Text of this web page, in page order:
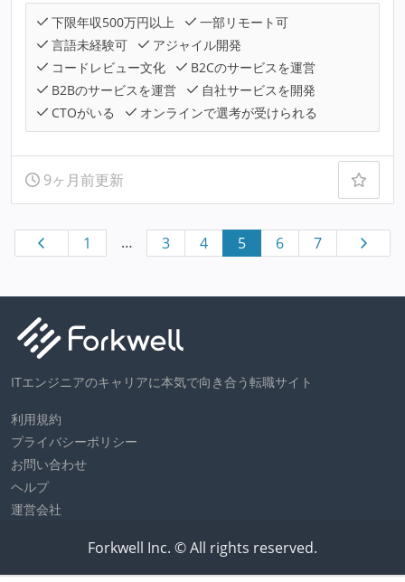
下限年収500万円以上
一部リモート可
言語未経験可
アジャイル開発
コードレビュー文化
B2Cのサービスを運営
B2Bのサービスを運営
自社サービスを開発
CTOがいる
オンラインで選考が受けられる
9ヶ月前更新
1 … 3 4 5 6 7
ITエンジニアのキャリアに本気で向き合う転職サイト
利用規約
プライバシーポリシー
お問い合わせ
ヘルプ
運営会社
Forkwell Inc. © All rights reserved.